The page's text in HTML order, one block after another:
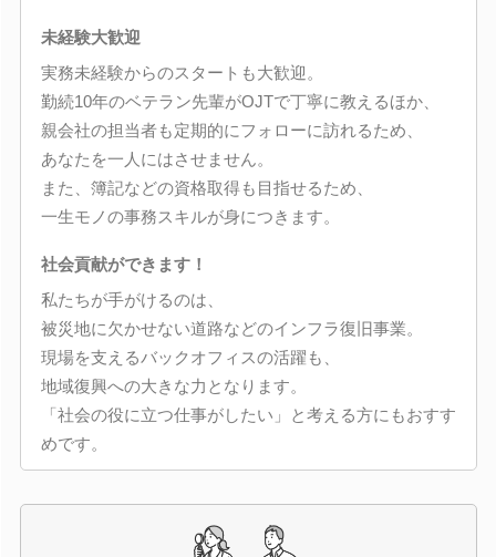
未経験大歓迎
実務未経験からのスタートも大歓迎。
勤続10年のベテラン先輩がOJTで丁寧に教えるほか、
親会社の担当者も定期的にフォローに訪れるため、
あなたを一人にはさせません。
また、簿記などの資格取得も目指せるため、
一生モノの事務スキルが身につきます。
社会貢献ができます！
私たちが手がけるのは、
被災地に欠かせない道路などのインフラ復旧事業。
現場を支えるバックオフィスの活躍も、
地域復興への大きな力となります。
「社会の役に立つ仕事がしたい」と考える方にもおすす
めです。